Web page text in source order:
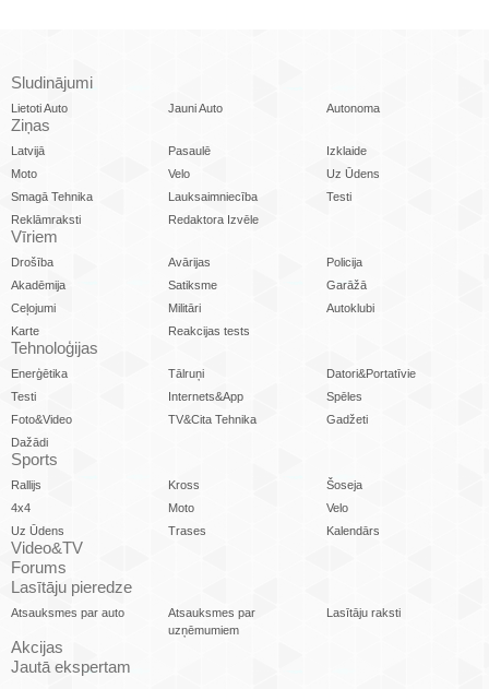
Sludinājumi
Lietoti Auto Jauni Auto Autonoma
Ziņas
Latvijā Pasaulē
Izklaide
Moto
Velo
Uz Ūdens
Smagā Tehnika
Lauksaimniecība
Testi
Reklāmraksti
Redaktora Izvēle
Vīriem
Drošība Avārijas
Policija
Akadēmija
Satiksme
Garāžā
Ceļojumi
Militāri
Autoklubi
Karte
Reakcijas tests
Tehnoloģijas
Enerģētika Tālruņi
Datori&Portatīvie
Testi
Internets&App
Spēles
Foto&Video
TV&Cita Tehnika
Gadžeti
Dažādi
Sports
Rallijs Kross
Šoseja
4x4
Moto
Velo
Uz Ūdens
Trases Kalendārs
Video&TV
Forums
Lasītāju pieredze
Atsauksmes par auto
Atsauksmes par
uzņēmumiem
Lasītāju raksti
Akcijas
Jautā ekspertam